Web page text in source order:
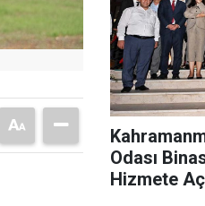
Odası
Hizmete